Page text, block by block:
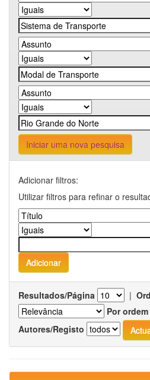
Iniciar uma nova pesquisa
Adicionar filtros:
Utilizar filtros para refinar o
Resultados/Página |
Por ordem
Autores/Registo